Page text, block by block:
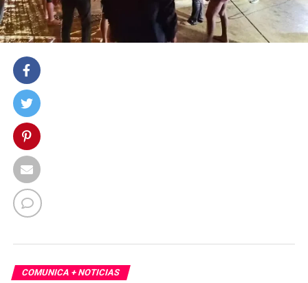
COMUNICA + NOTICIAS